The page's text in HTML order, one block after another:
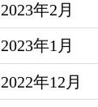
2023年2月
2023年1月
2022年12月